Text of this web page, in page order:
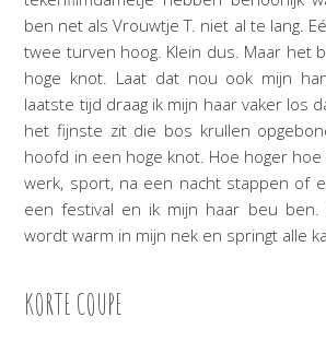
ben net als Vrouwtje T. niet al te lang.
twee turven hoog. Klein dus. Maar het
hoge knot. Laat dat nou ook mijn
laatste tijd draag ik mijn haar vaker los
het fijnste zit die bos krullen
hoofd in een hoge knot. Hoe hoger
werk, sport, na een nacht stappen of
een festival en ik mijn haar beu ben.
wordt warm in mijn nek en springt alle
KORTE COUPE